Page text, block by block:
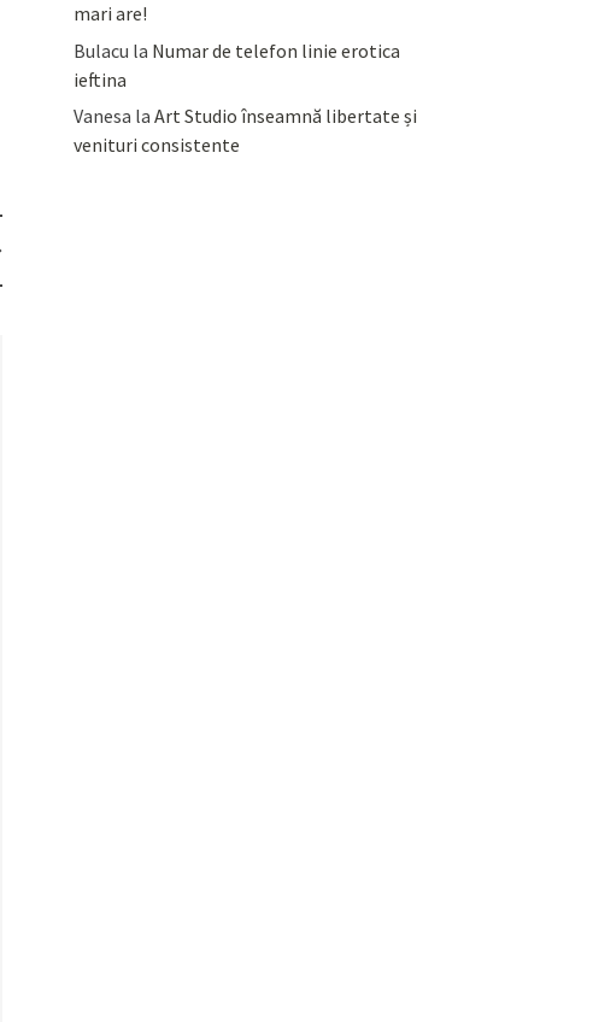
mari are!
Bulacu la Numar de telefon linie erotica
ieftina
Vanesa la Art Studio înseamnă libertate și
venituri consistente